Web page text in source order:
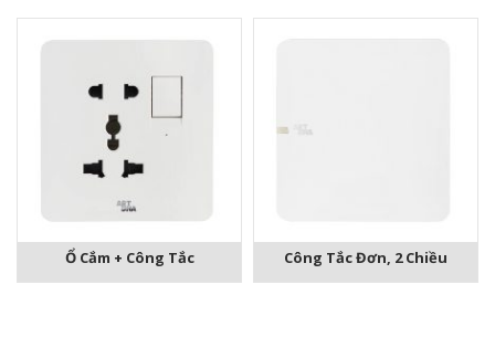
Ổ Cắm + Công Tắc Công Tắc Đơn, 2 Chiều